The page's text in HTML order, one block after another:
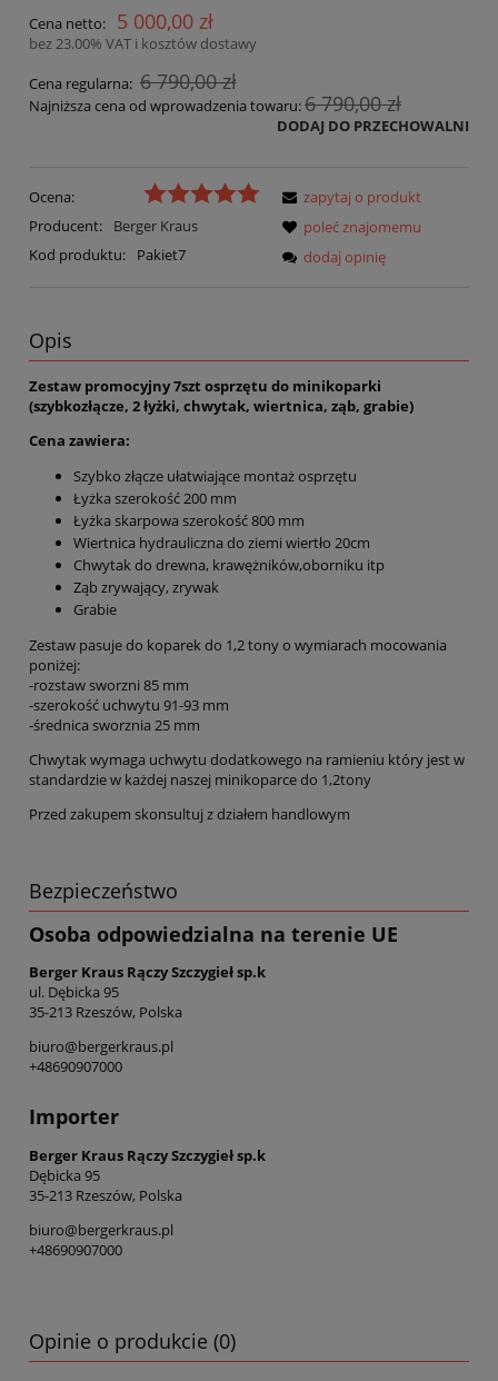
Cena netto: 5 000,00 zł
bez 23.00% VAT i kosztów dostawy
Cena regularna: 6 790,00 zł
Najniższa cena od wprowadzenia towaru:6 790,00 zł
DODAJ DO PRZECHOWALNI
Ocena:
Producent:
Berger Kraus
Kod produktu:
Pakiet7
zapytaj o produkt
poleć znajomemu
dodaj opinię
Opis
Zestaw promocyjny 7szt osprzętu do minikoparki
(szybkozłącze, 2 łyżki, chwytak, wiertnica, ząb, grabie)
Cena zawiera:
Szybko złącze ułatwiające montaż osprzętu
Łyżka szerokość 200 mm
Łyżka skarpowa szerokość 800 mm
Wiertnica hydrauliczna do ziemi wiertło 20cm
Chwytak do drewna, krawężników,oborniku itp
Ząb zrywający, zrywak
Grabie
Zestaw pasuje do koparek do 1,2 tony o wymiarach mocowania
poniżej:
-rozstaw sworzni 85 mm
-szerokość uchwytu 91-93 mm
-średnica sworznia 25 mm
Chwytak wymaga uchwytu dodatkowego na ramieniu który jest w
standardzie w każdej naszej minikoparce do 1,2tony
Przed zakupem skonsultuj z działem handlowym
Bezpieczeństwo
Osoba odpowiedzialna na terenie UE
Berger Kraus Rączy Szczygieł sp.k
ul. Dębicka 95
35-213 Rzeszów, Polska
biuro@bergerkraus.pl
+48690907000
Importer
Berger Kraus Rączy Szczygieł sp.k
Dębicka 95
35-213 Rzeszów, Polska
biuro@bergerkraus.pl
+48690907000
Opinie o produkcie (0)